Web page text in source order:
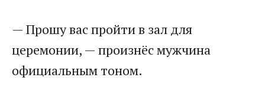
— Прошу вас пройти в зал для
церемонии, — произнёс мужчина
официальным тоном.